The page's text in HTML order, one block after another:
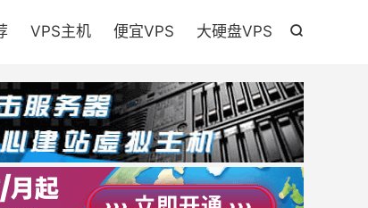

VPS主机 便宜VPS 大硬盘VPS